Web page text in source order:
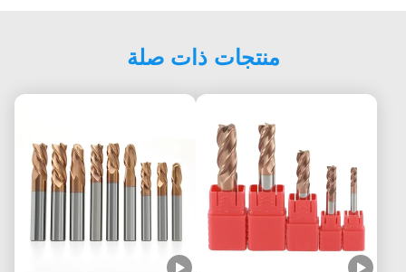
منتجات ذات صلة